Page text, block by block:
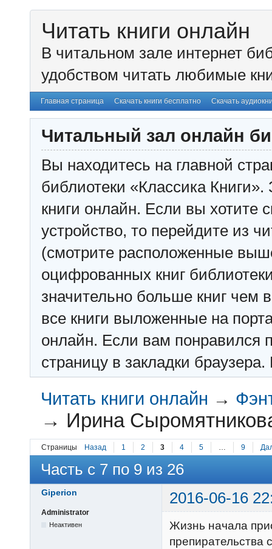
Читать книги онлайн
В читальном зале интернет
удобством читать любимые
Главная страница Скачать книги бесплатно Скачать
Читальный зал онлайн
Вы находитесь на главной
библиотеки «Классика
книги онлайн. Если вы хотите
устройство, то перейдите из
(смотрите расположенные
оцифрованных книг
значительно больше книг чем
все книги выложенные на
онлайн. Если вам понравился
страницу в закладки
Читать книги онлайн →
→ Ирина
Страницы Назад 1 2 3 4 5 … 9
Часть с 7 по 9 из 26
Giperion 2016-06-16
Administrator
Неактивен
Жизнь начала
препирательства